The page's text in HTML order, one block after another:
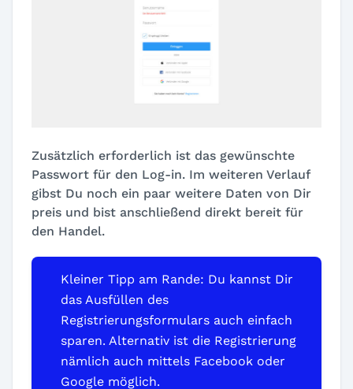
Zusätzlich erforderlich ist das gewünschte
Passwort für den Log-in. Im weiteren Verlauf
gibst Du noch ein paar weitere Daten von Dir
preis und bist anschließend direkt bereit für
den Handel.
Kleiner Tipp am Rande: Du kannst Dir
das Ausfüllen des
Registrierungsformulars auch einfach
sparen. Alternativ ist die Registrierung
nämlich auch mittels Facebook oder
Google möglich.